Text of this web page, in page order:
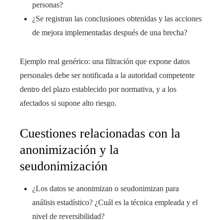
personas?
¿Se registran las conclusiones obtenidas y las acciones
de mejora implementadas después de una brecha?
Ejemplo real genérico: una filtración que expone datos
personales debe ser notificada a la autoridad competente
dentro del plazo establecido por normativa, y a los
afectados si supone alto riesgo.
Cuestiones relacionadas con la
anonimización y la
seudonimización
¿Los datos se anonimizan o seudonimizan para
análisis estadístico? ¿Cuál es la técnica empleada y el
nivel de reversibilidad?